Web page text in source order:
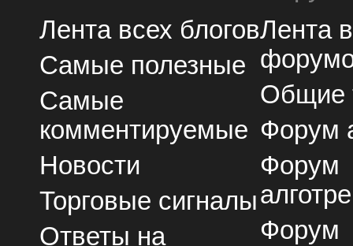
Лента всех блогов
Самые полезные
Самые
комментируемые
Новости
Торговые сигналы
Ответы на
Лента
Общие
Форум
Форум
Форум